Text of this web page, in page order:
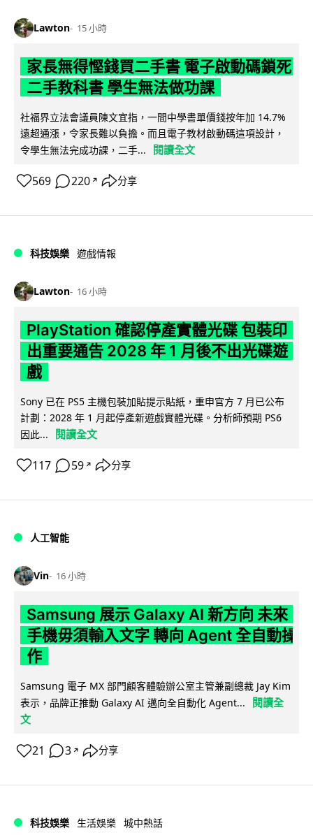
Lawton 15 小時
家長無得慳錢買二手書 電子啟動碼鎖死
二手教科書 學生無法做功課
社福界立法會議員陳文宜指，一間中學書單價錢按年加 14.7%
遠超通漲，令家長難以負擔。而且電子教材啟動碼這項設計，
令學生無法完成功課，二手...
閱讀全文
569 220 ↗ 分享
科技娛樂 遊戲情報
Lawton 16 小時
PlayStation 確認停產實體光碟 包裝印
出重要通告 2028 年 1 月後不出光碟遊
戲
Sony 已在 PS5 主機包裝加貼提示貼紙，重申官方 7 月已公布
計劃：2028 年 1 月起停產新遊戲實體光碟。分析師預期 PS6
因此...
閱讀全文
117 59 ↗ 分享
人工智能
Vin 16 小時
Samsung 展示 Galaxy AI 新方向 未來
手機毋須輸入文字 轉向 Agent 全自動操
作
Samsung 電子 MX 部門顧客體驗辦公室主管兼副總裁 Jay Kim
表示，品牌正推動 Galaxy AI 邁向全自動化 Agent...
閱讀全
文
21 3 ↗ 分享
科技娛樂 生活娛樂 城中熱話